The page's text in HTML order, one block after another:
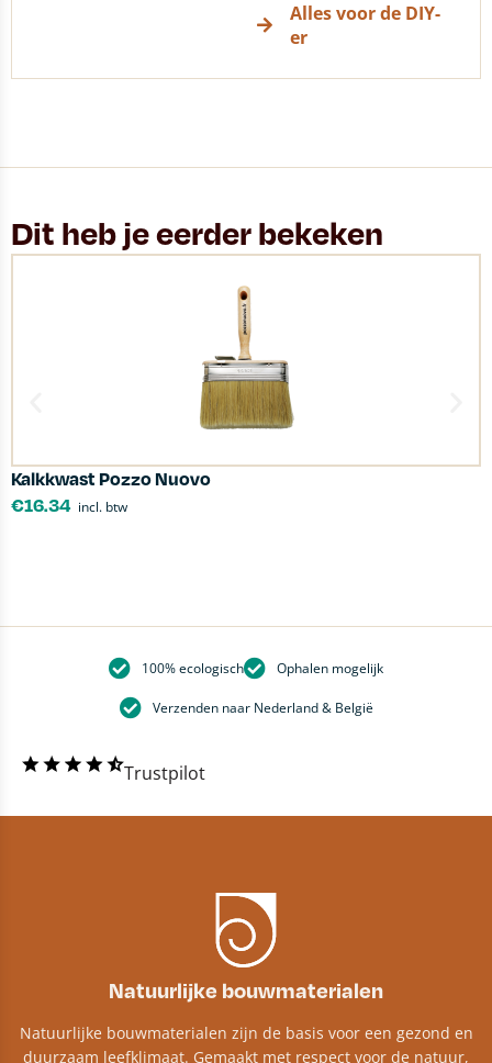
Alles voor de DIY-
er
Dit heb je eerder bekeken
Kalkkwast Pozzo Nuovo
€16.34 incl. btw
100% ecologisch Ophalen mogelijk
Verzenden naar Nederland & België
Trustpilot
Natuurlijke bouwmaterialen
Natuurlijke bouwmaterialen zijn de basis voor een gezond en
duurzaam leefklimaat. Gemaakt met respect voor de natuur,